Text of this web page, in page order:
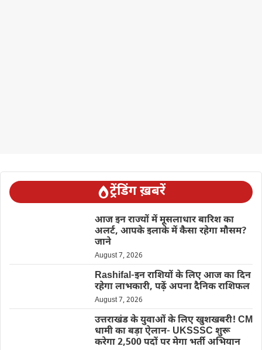
ट्रेंडिंग ख़बरें
आज इन राज्यों में मूसलाधार बारिश का
अलर्ट, आपके इलाके में कैसा रहेगा मौसम?
जाने
August 7, 2026
Rashifal-इन राशियों के लिए आज का दिन
रहेगा लाभकारी, पढ़ें अपना दैनिक राशिफल
August 7, 2026
उत्तराखंड के युवाओं के लिए खुशखबरी! CM
धामी का बड़ा ऐलान- UKSSSC शुरू
करेगा 2,500 पदों पर मेगा भर्ती अभियान